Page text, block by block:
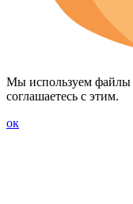
Мы используем файлы
соглашаетесь с этим.
ок